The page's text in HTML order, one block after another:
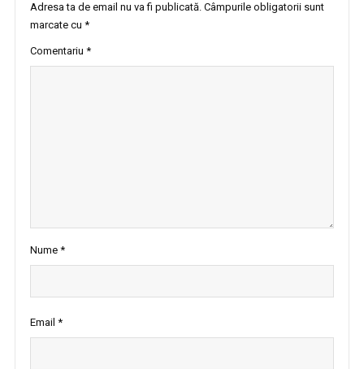
Adresa ta de email nu va fi publicată. Câmpurile obligatorii sunt
marcate cu *
Comentariu *
Nume *
Email *